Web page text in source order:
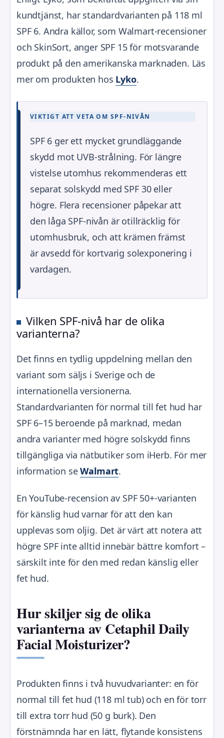
kundtjänst, har standardvarianten på 118 ml
SPF 6. Andra källor, som Walmart-recensioner
och SkinSort, anger SPF 15 för motsvarande
produkt på den amerikanska marknaden. Läs
mer om produkten hos Lyko.
VIKTIGT ATT VETA OM SPF-NIVÅN
SPF 6 ger ett mycket grundläggande
skydd mot UVB-strålning. För längre
vistelse utomhus rekommenderas ett
separat solskydd med SPF 30 eller
högre. Flera recensioner påpekar att
den låga SPF-nivån är otillräcklig för
utomhusbruk, och att krämen främst
är avsedd för kortvarig solexponering i
vardagen.
Vilken SPF-nivå har de olika
varianterna?
Det finns en tydlig uppdelning mellan den
variant som säljs i Sverige och de
internationella versionerna.
Standardvarianten för normal till fet hud har
SPF 6–15 beroende på marknad, medan
andra varianter med högre solskydd finns
tillgängliga via nätbutiker som iHerb. För mer
information seWalmart.
En YouTube-recension av SPF 50+-varianten
för känslig hud varnar för att den kan
upplevas som oljig. Det är värt att notera att
högre SPF inte alltid innebär bättre komfort –
särskilt inte för den med redan känslig eller
fet hud.
Hur skiljer sig de olika
varianterna av Cetaphil Daily
Facial Moisturizer?
Produkten finns i två huvudvarianter: en för
normal till fet hud (118 ml tub) och en för torr
till extra torr hud (50 g burk). Den
förstnämnda har en lätt, flytande konsistens